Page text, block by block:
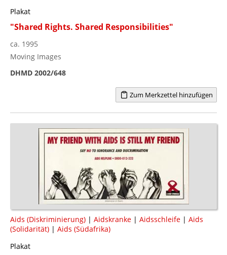
Plakat
"Shared Rights. Shared Responsibilities"
ca. 1995
Moving Images
DHMD 2002/648
Zum Merkzettel hinzufügen
Aids (Diskriminierung) | Aidskranke | Aidsschleife | Aids
(Solidarität) | Aids (Südafrika)
Plakat